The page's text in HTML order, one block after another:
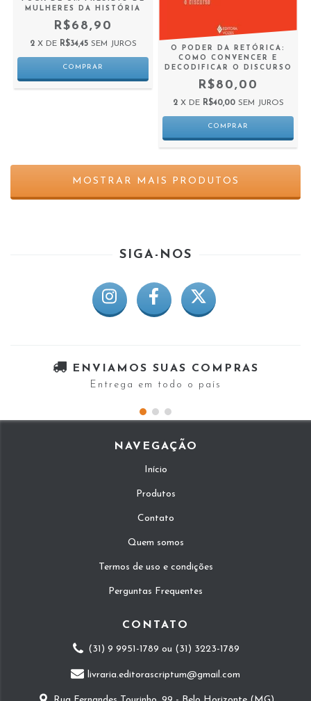
MULHERES DA HISTÓRIA
R$68,90
2 X DE R$34,45 SEM JUROS
O PODER DA RETÓRICA:
COMO CONVENCER E
DECODIFICAR O DISCURSO
R$80,00
2 X DE R$40,00 SEM JUROS
MOSTRAR MAIS PRODUTOS
SIGA-NOS
ENVIAMOS SUAS COMPRAS
Entrega em todo o país
NAVEGAÇÃO
Início
Produtos
Contato
Quem somos
Termos de uso e condições
Perguntas Frequentes
CONTATO
(31) 9 9951-1789 ou (31) 3223-1789
livraria.editorascriptum@gmail.com